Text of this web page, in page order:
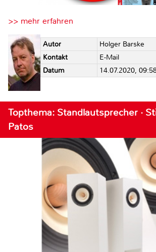
>> mehr erfahren
Autor
Holger Barske
Kontakt
E-Mail
Datum
14.07.2020,
Topthema: Standlautsprecher ·
Patos